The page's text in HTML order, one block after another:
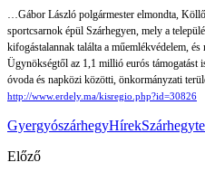
…Gábor László polgármester elmondta,
sportcsarnok épül Szárhegyen, mely a
kifogástalannak találta a műemlékvédelem,
Ügynökségtől az 1,1 millió eurós támogatást
óvoda és napközi közötti, önkormányzati
http://www.erdely.ma/kisregio.php?id=30826
GyergyószárhegyHírekSzárhegy
Előző